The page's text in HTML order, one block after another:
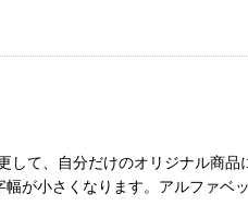
て、自分だけのオリジナル商
が小さくなります。アルファ